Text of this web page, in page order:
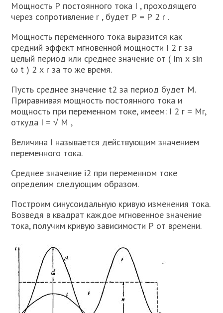
Мощность Р постоянного тока I , проходящего
через сопротивление r , будет Р = Р 2 r .
Мощность переменного тока выразится как
средний эффект мгновенной мощности I 2 r за
целый период или среднее значение от ( Im х sin
ω t ) 2 х r за то же время.
Пусть среднее значение t2 за период будет М.
Приравнивая мощность постоянного тока и
мощность при переменном токе, имеем: I 2 r = Mr,
откуда I = √ M ,
Величина I называется действующим значением
переменного тока.
Среднее значение i2 при переменном токе
определим следующим образом.
Построим синусоидальную кривую изменения тока.
Возведя в квадрат каждое мгновенное значение
тока, получим кривую зависимости Р от времени.